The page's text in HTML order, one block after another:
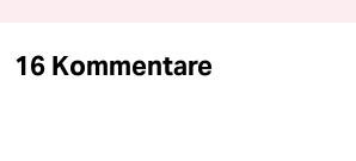
16 Kommentare